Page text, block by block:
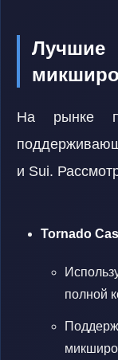
На рынке
и Sui.
Tornado
полной